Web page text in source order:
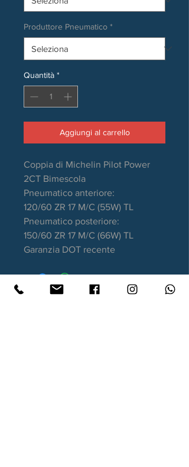
Produttore Pneumatico *
Quantità *
Aggiungi al carrello
Coppia di Michelin Pilot Power
2CT Bimescola
Pneumatico anteriore:
120/60 ZR 17 M/C (55W) TL
Pneumatico posteriore:
150/60 ZR 17 M/C (66W) TL
Garanzia DOT recente